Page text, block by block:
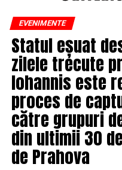
EVENIMENTE
Statul eșuat
zilele trecute
Iohannis este
proces de
către grupuri
din ultimii 30
de Prahova